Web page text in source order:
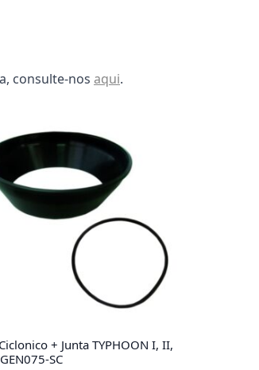
consulte-nos aqui.
+ Junta TYPHOON I, II,
SC